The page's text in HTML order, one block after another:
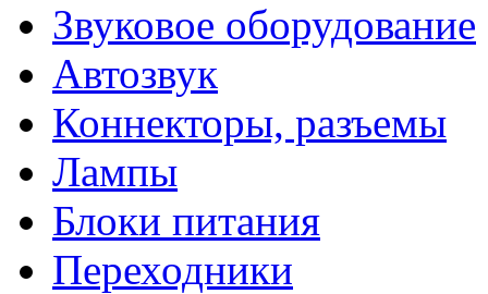
Звуковое оборудование
Автозвук
Коннекторы, разъемы
Лампы
Блоки питания
Переходники